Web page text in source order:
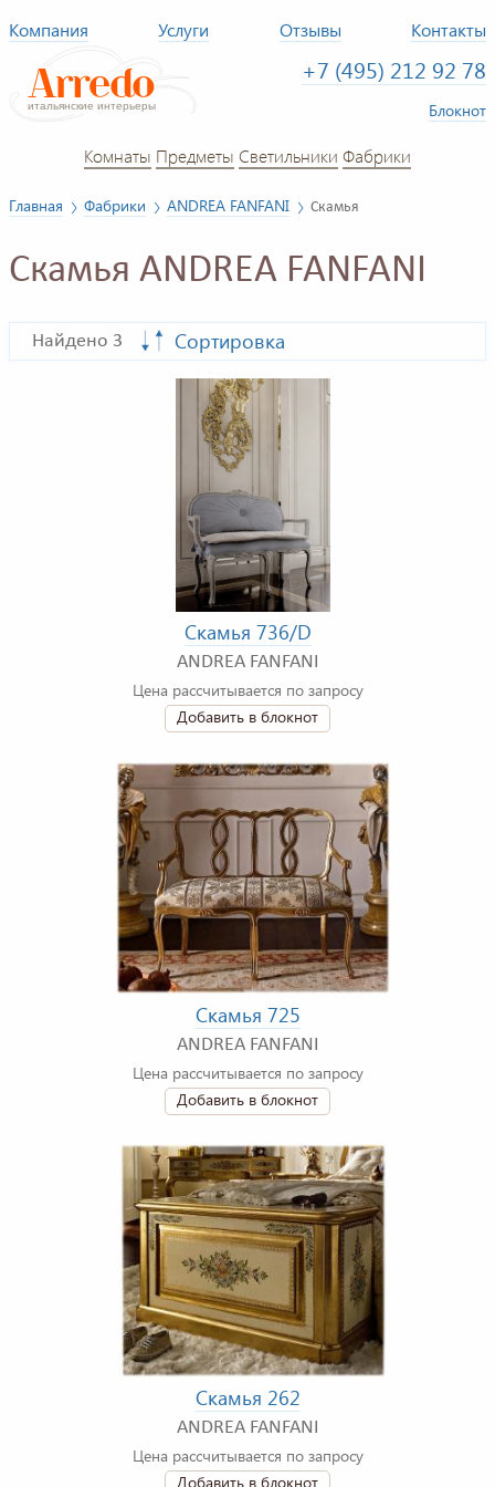
Компания Услуги Отзывы Контакты
+7 (495) 212 92 78
Блокнот
Комнаты Предметы Светильники Фабрики
Главная Фабрики ANDREA FANFANI Скамья
Скамья ANDREA FANFANI
Найдено 3 Сортировка
Скамья 736/D
ANDREA FANFANI
Цена рассчитывается по запросу
Добавить в блокнот
Скамья 725
ANDREA FANFANI
Цена рассчитывается по запросу
Добавить в блокнот
Скамья 262
ANDREA FANFANI
Цена рассчитывается по запросу
Добавить в блокнот